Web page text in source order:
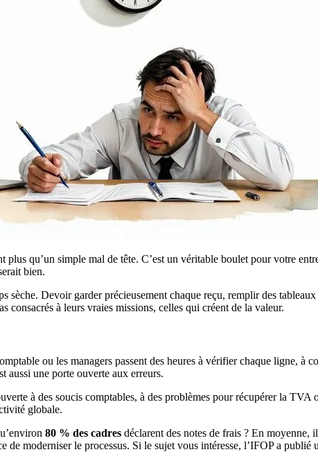
qu’un simple mal de tête. C’est un véritable boulet pour votre
bien.
sèche. Devoir garder précieusement chaque reçu, remplir des
consacrés à leurs vraies missions, celles qui créent de la valeur.
ou les managers passent des heures à vérifier chaque ligne, à
aussi une porte ouverte aux erreurs.
à des soucis comptables, à des problèmes pour récupérer la
globale.
80 % des cadres déclarent des notes de frais ? En
moderniser le processus. Si le sujet vous intéresse, l’IFOP a publié